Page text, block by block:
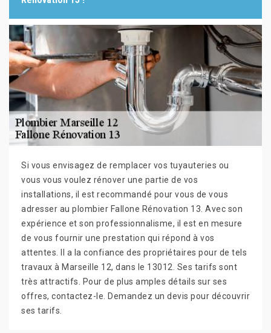
Si vous envisagez de remplacer vos tuyauteries ou
vous vous voulez rénover une partie de vos
installations, il est recommandé pour vous de vous
adresser au plombier Fallone Rénovation 13. Avec son
expérience et son professionnalisme, il est en mesure
de vous fournir une prestation qui répond à vos
attentes. Il a la confiance des propriétaires pour de tels
travaux à Marseille 12, dans le 13012. Ses tarifs sont
très attractifs. Pour de plus amples détails sur ses
offres, contactez-le. Demandez un devis pour découvrir
ses tarifs.